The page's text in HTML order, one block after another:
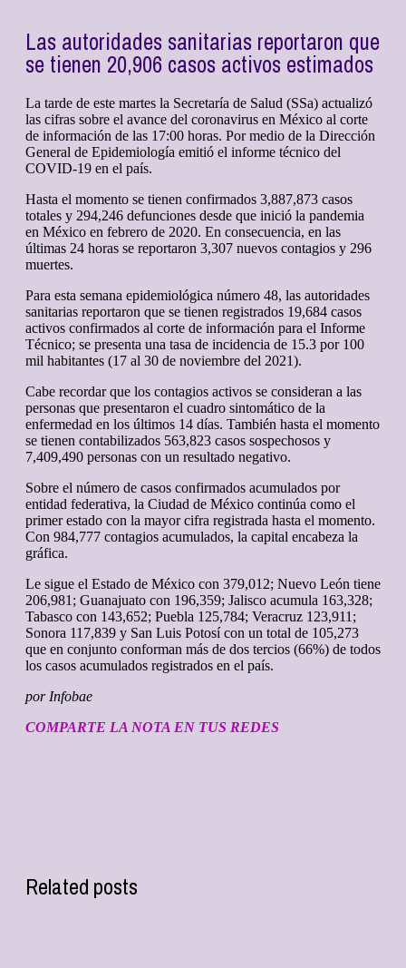
Las autoridades sanitarias reportaron que
se tienen 20,906 casos activos estimados
La tarde de este martes la Secretaría de Salud (SSa) actualizó
las cifras sobre el avance del coronavirus en México al corte
de información de las 17:00 horas. Por medio de la Dirección
General de Epidemiología emitió el informe técnico del
COVID-19 en el país.
Hasta el momento se tienen confirmados 3,887,873 casos
totales y 294,246 defunciones desde que inició la pandemia
en México en febrero de 2020. En consecuencia, en las
últimas 24 horas se reportaron 3,307 nuevos contagios y 296
muertes.
Para esta semana epidemiológica número 48, las autoridades
sanitarias reportaron que se tienen registrados 19,684 casos
activos confirmados al corte de información para el Informe
Técnico; se presenta una tasa de incidencia de 15.3 por 100
mil habitantes (17 al 30 de noviembre del 2021).
Cabe recordar que los contagios activos se consideran a las
personas que presentaron el cuadro sintomático de la
enfermedad en los últimos 14 días. También hasta el momento
se tienen contabilizados 563,823 casos sospechosos y
7,409,490 personas con un resultado negativo.
Sobre el número de casos confirmados acumulados por
entidad federativa, la Ciudad de México continúa como el
primer estado con la mayor cifra registrada hasta el momento.
Con 984,777 contagios acumulados, la capital encabeza la
gráfica.
Le sigue el Estado de México con 379,012; Nuevo León tiene
206,981; Guanajuato con 196,359; Jalisco acumula 163,328;
Tabasco con 143,652; Puebla 125,784; Veracruz 123,911;
Sonora 117,839 y San Luis Potosí con un total de 105,273
que en conjunto conforman más de dos tercios (66%) de todos
los casos acumulados registrados en el país.
por Infobae
COMPARTE LA NOTA EN TUS REDES
Related posts